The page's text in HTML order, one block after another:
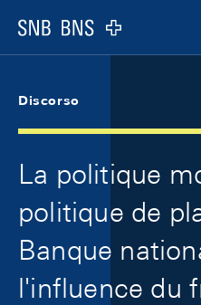
Logo
Discorso
La politique
politique de
Banque
l'influence du